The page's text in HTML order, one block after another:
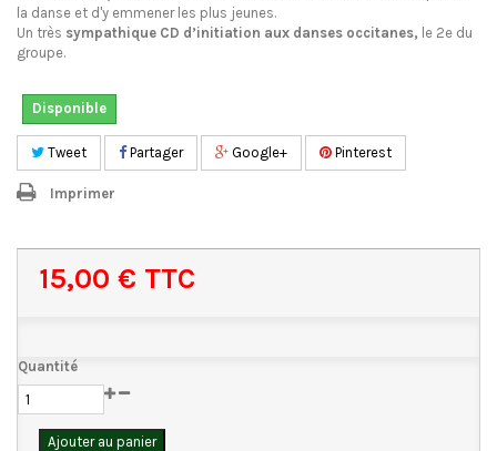
la danse et d'y emmener les plus jeunes.
Un très sympathique CD d’initiation aux danses occitanes, le 2e du
groupe.
Disponible
Tweet Partager Google+ Pinterest
Imprimer
15,00 € TTC
Quantité
Ajouter au panier